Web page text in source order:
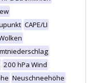
CAPE/LI
200 hPa Wind
Neuschneehöhe